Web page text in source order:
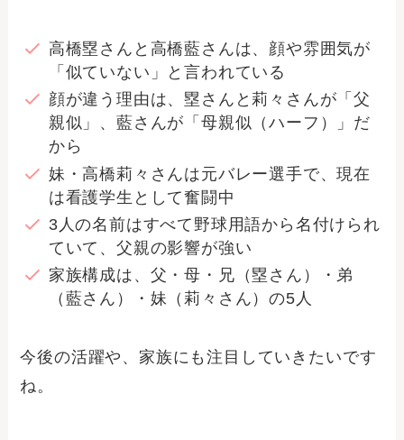
高橋塁さんと高橋藍さんは、顔や雰囲気が
「似ていない」と言われている
顔が違う理由は、塁さんと莉々さんが「父
親似」、藍さんが「母親似（ハーフ）」だ
から
妹・高橋莉々さんは元バレー選手で、現在
は看護学生として奮闘中
3人の名前はすべて野球用語から名付けられ
ていて、父親の影響が強い
家族構成は、父・母・兄（塁さん）・弟
（藍さん）・妹（莉々さん）の5人
今後の活躍や、家族にも注目していきたいです
ね。